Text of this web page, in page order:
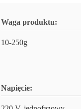
Waga produktu:
10-250g
Napięcie: